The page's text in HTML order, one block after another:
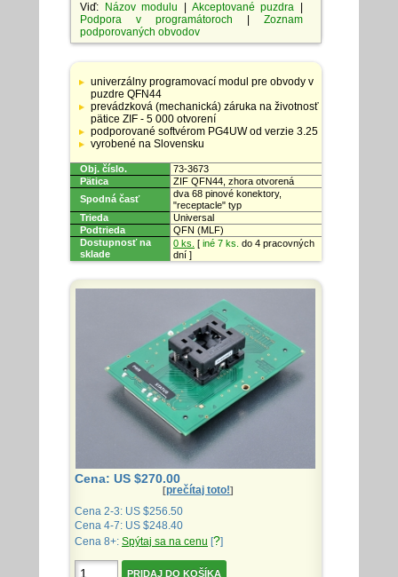
Viď: Názov modulu Akceptované puzdra
Podpora v programátoroch
Zoznam
podporovaných obvodov
Tabuľka
so
špecifikáciami
adaptérov
univerzálny programovací modul pre obvody v
puzdre QFN44
prevádzková (mechanická) záruka na životnosť
pätice ZIF - 5 000 otvorení
podporované softvérom PG4UW od verzie 3.25
vyrobené na Slovensku
Obj. číslo.
73-3673
Pätica
ZIF QFN44, zhora otvorená
Spodná časť
dva 68 pinové konektory,
"receptacle" typ
Trieda
Universal
Podtrieda
QFN (MLF)
Dostupnosť na
sklade
0 ks. [ iné 7 ks. do 4 pracovných
dní ]
Cena: US $270.00
[prečítaj toto!]
Cena 2-3: US $256.50
Cena 4-7: US $248.40
Cena 8+: Spýtaj sa na cenu [?]